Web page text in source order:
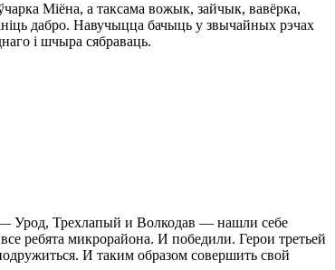
Міёна, а таксама вожык, зайчык, вавёрка,
дабро. Навучыцца бачыць у звычайных рэчах
і шчыра сябраваць.
Урод, Трехлапый и Волкодав — нашли себе
ребята микрорайона. И победили. Герои третьей
И таким образом совершить свой